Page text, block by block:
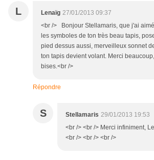
L Lenaïg 27/01/2013 09:37
<br /> Bonjour Stellamaris, que j'ai
les symboles de ton très beau tapis,
pied dessus aussi, merveilleux sonnet
ton tapis devient volant. Merci
bises.<br />
Répondre
S Stellamaris 29/01/2013 19:53
<br /> <br /> Merci infiniment,
<br /> <br /> <br />